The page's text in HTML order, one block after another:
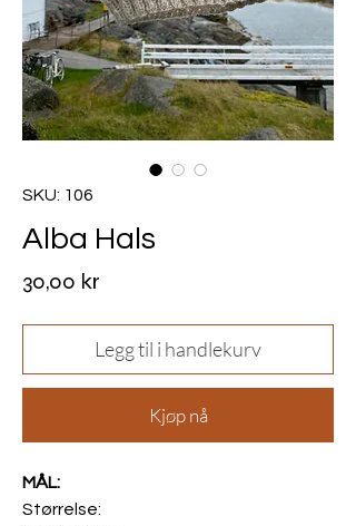
SKU: 106
Alba Hals
30,00 kr
Legg til i handlekurv
Kjøp nå
MÅL:
Størrelse: